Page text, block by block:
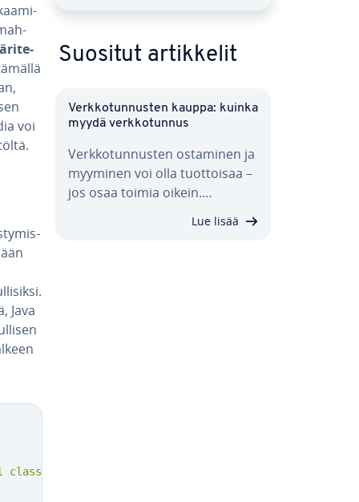
voi
Java
class."
Suositut ar­tik­ke­lit
Verk­ko­tun­nus­ten kauppa: kuinka
myydä verk­ko­tun­nus
Verk­ko­tun­nus­ten ostaminen ja
myyminen voi olla tuot­toi­saa –
jos osaa toimia oikein.…
Lue lisää